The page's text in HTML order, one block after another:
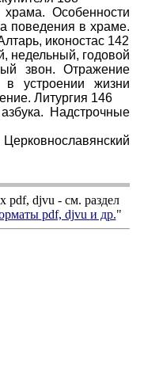
Особенности
поведения в храме.
иконостас 142
недельный, годовой
звон. Отражение
в устроении жизни
Литургия 146
Надстрочные
pdf, djvu - см. раздел
pdf, djvu и др."